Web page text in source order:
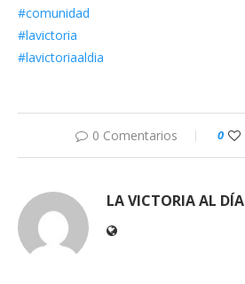
#comunidad
#lavictoria
#lavictoriaaldia
0 Comentarios 0
LA VICTORIA AL DÍA